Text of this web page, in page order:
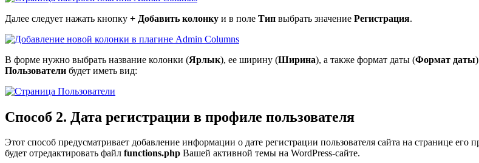
Далее следует нажать кнопку + Добавить колонку и в поле Тип выбрать значение Регистрация.
В форме нужно выбрать название колонки (Ярлык), ее ширину (Ширина), а также формат даты (Формат даты
Пользователи будет иметь вид:
Способ 2. Дата регистрации в профиле пользователя
Этот способ предусматривает добавление информации о дате регистрации пользователя сайта на странице его
будет отредактировать файл functions.php Вашей активной темы на WordPress-сайте.